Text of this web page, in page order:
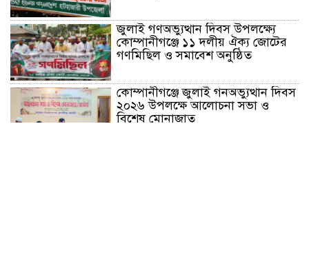
জুলাই গণঅভ্যুত্থান দিবস উপলক্ষ্যে
কোম্পানীগঞ্জে ১১ দলীয় ঐক্য জোটের
গণমিছিল ও সমাবেশ অনুষ্ঠিত
কোম্পানীগঞ্জে জুলাই গনঅভ্যুত্থান দিবস
২০২৬ উপলক্ষে আলোচনা সভা ও
বিশেষ মোনাজাত